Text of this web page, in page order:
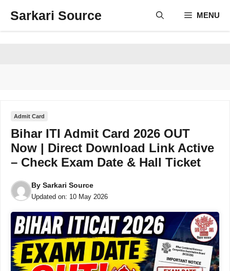
Sarkari Source MENU
Admit Card
Bihar ITI Admit Card 2026 OUT
Now | Direct Download Link Active
– Check Exam Date & Hall Ticket
By Sarkari Source
Updated on: 10 May 2026